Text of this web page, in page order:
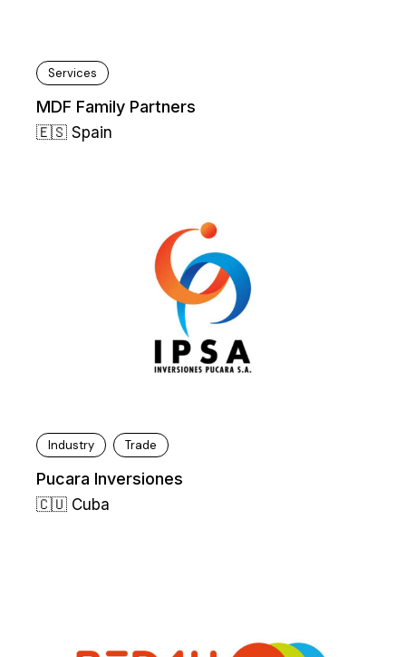
Services
MDF Family Partners
🇪🇸 Spain
Industry Trade
Pucara Inversiones
🇨🇺 Cuba